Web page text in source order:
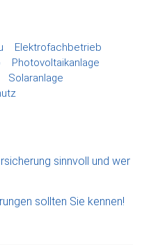
Elektrofachbetrieb
Photovoltaikanlage
Solaranlage
sinnvoll und wer
sollten Sie kennen!